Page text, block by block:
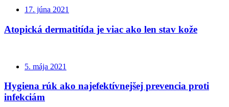
17. júna 2021
Atopická dermatitída je viac ako len stav kože
5. mája 2021
Hygiena rúk ako najefektívnejšej prevencia proti
infekciám